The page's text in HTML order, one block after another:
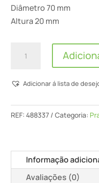
Diâmetro 70 mm
Altura 20 mm
Quantidade
De
Pt-
M14
Adicionar á lista de
REF:488337 Categoria:
Informação
Avaliações (0)